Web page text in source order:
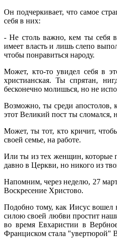
Он подчеркивает, что самое
себя в них:
- Не столь важно, кем ты себя
имеет власть и лишь слепо
чтобы понравиться народу.
Может, кто-то увидел себя в
христианская. Ты спрятан,
бесконечно молишься, но не
Возможно, ты среди апостолов,
этот Великий пост ты сломался,
Может, ты тот, кто кричит,
своей семье, на работе.
Или ты из тех женщин, которые
давно в Церкви, но никого из
Напомним, через неделю, 27
Воскресение Христово.
Подобно тому, как Иисус
силою своей любви простит
во время Евхаристии в
Франциском стала "увертюрой"